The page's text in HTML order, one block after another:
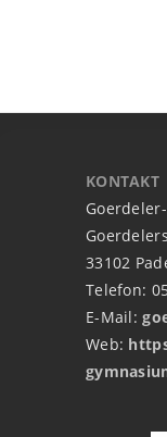
KONTAKT
33102
Telefon:
E-Mail:
Web: